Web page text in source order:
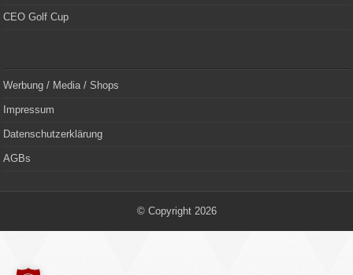
CEO Golf Cup
Werbung / Media / Shops
Impressum
Datenschutzerklärung
AGBs
© Copyright 2026